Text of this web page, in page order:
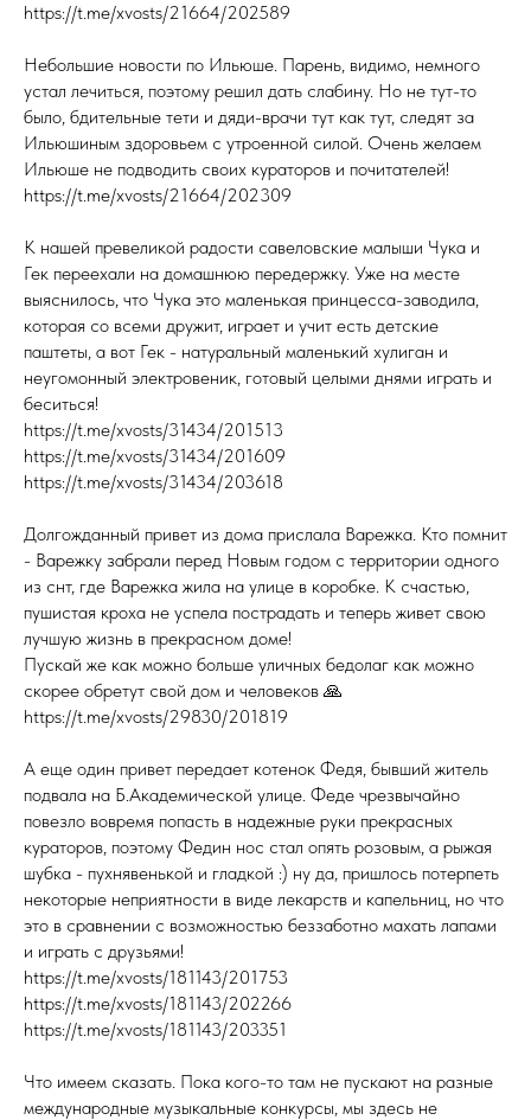
https://t.me/xvosts/21664/202589
Небольшие новости по Ильюше. Парень, видимо, немного
устал лечиться, поэтому решил дать слабину. Но не тут-то
было, бдительные тети и дяди-врачи тут как тут, следят за
Ильюшиным здоровьем с утроенной силой. Очень желаем
Ильюше не подводить своих кураторов и почитателей!
https://t.me/xvosts/21664/202309
К нашей превеликой радости савеловские малыши Чука и
Гек переехали на домашнюю передержку. Уже на месте
выяснилось, что Чука это маленькая принцесса-заводила,
которая со всеми дружит, играет и учит есть детские
паштеты, а вот Гек - натуральный маленький хулиган и
неугомонный электровеник, готовый целыми днями играть и
беситься!
https://t.me/xvosts/31434/201513
https://t.me/xvosts/31434/201609
https://t.me/xvosts/31434/203618
Долгожданный привет из дома прислала Варежка. Кто помнит
- Варежку забрали перед Новым годом с территории одного
из снт, где Варежка жила на улице в коробке. К счастью,
пушистая кроха не успела пострадать и теперь живет свою
лучшую жизнь в прекрасном доме!
Пускай же как можно больше уличных бедолаг как можно
скорее обретут свой дом и человеков 🙏
https://t.me/xvosts/29830/201819
А еще один привет передает котенок Федя, бывший житель
подвала на Б.Академической улице. Феде чрезвычайно
повезло вовремя попасть в надежные руки прекрасных
кураторов, поэтому Федин нос стал опять розовым, а рыжая
шубка - пухнявенькой и гладкой :) ну да, пришлось потерпеть
некоторые неприятности в виде лекарств и капельниц, но что
это в сравнении с возможностью беззаботно махать лапами
и играть с друзьями!
https://t.me/xvosts/181143/201753
https://t.me/xvosts/181143/202266
https://t.me/xvosts/181143/203351
Что имеем сказать. Пока кого-то там не пускают на разные
международные музыкальные конкурсы, мы здесь не